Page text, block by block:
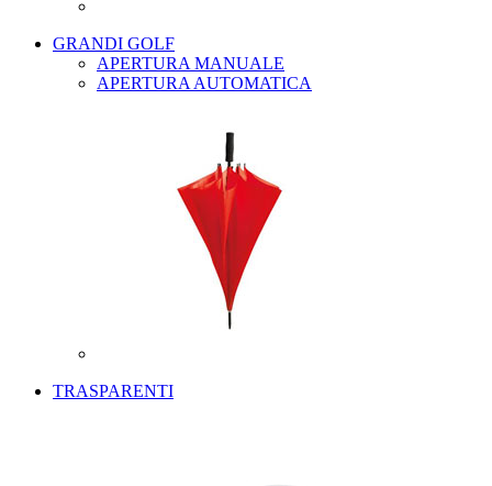
GRANDI GOLF
APERTURA MANUALE
APERTURA AUTOMATICA
TRASPARENTI